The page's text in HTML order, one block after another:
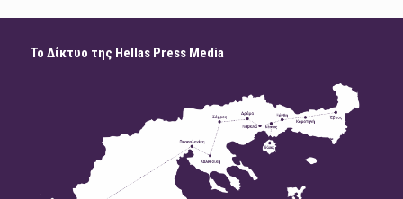
Το Δίκτυο της Hellas Press Media